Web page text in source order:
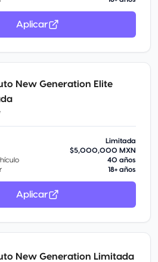
Aplicar
New Generation Elite
Limitada
$5,000,000 MXN
40 años
18+ años
Aplicar
New Generation Limitada